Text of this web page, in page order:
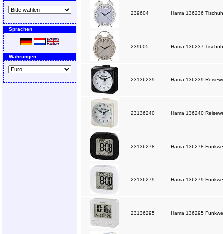
Sprachen
Währungen
239604 Hama 136236
239605 Hama 136237
23136239 Hama 136239
23136240 Hama 136240
23136278 Hama 136278
23136279 Hama 136279
23136295 Hama 136295